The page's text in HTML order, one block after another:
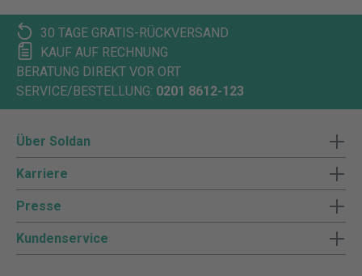
30 TAGE GRATIS-RÜCKVERSAND
KAUF AUF RECHNUNG
BERATUNG DIREKT VOR ORT
SERVICE/BESTELLUNG: 0201 8612-123
Über Soldan
Karriere
Presse
Kundenservice